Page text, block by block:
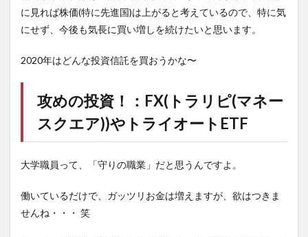
に見れば株価(特に先進国)は上がると考えているので、特に気
にせず、今後も気長に買い増しを続けたいと思います。
2020年はどんな投資信託を買おうかな〜
攻めの投資！：FX(トラリピ(マネー
スクエア))や トライオートETF
大学職員って、「守りの職業」だと思うんですよ。
働いているだけで、ガッツリお金は増えますが、欲はつきま
せんね・・・ 笑